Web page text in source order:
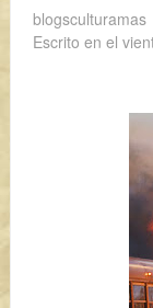
blogsculturamas
Escrito en el